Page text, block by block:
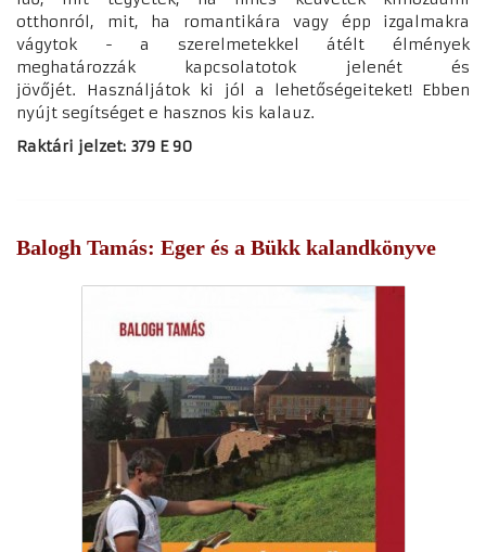
otthonról, mit, ha romantikára vagy épp izgalmakra
vágytok - a szerelmetekkel átélt élmények
meghatározzák kapcsolatotok jelenét és
jövőjét. Használjátok ki jól a lehetőségeiteket! Ebben
nyújt segítséget e hasznos kis kalauz.
Raktári jelzet: 379 E 90
Balogh Tamás: Eger és a Bükk kalandkönyve